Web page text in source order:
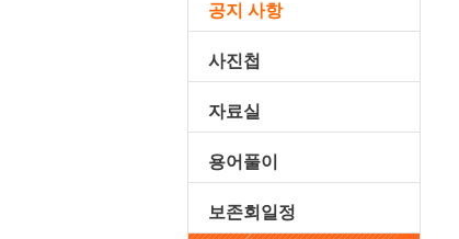
공지 사항
사진첩
자료실
용어풀이
보존회일정